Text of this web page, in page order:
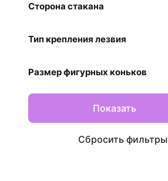
Сторона стакана
Тип крепления лезвия
Размер фигурных коньков
Показать
Сбросить фильтры